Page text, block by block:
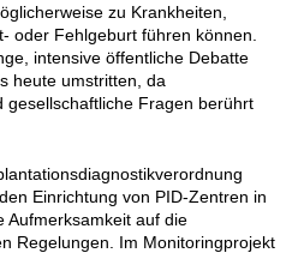
zu Krankheiten,
oder Fehlgeburt führen können.
intensive öffentliche Debatte
heute umstritten, da
gesellschaftliche Fragen berührt
Einrichtung von PID-Zentren in
Aufmerksamkeit auf die
Regelungen. Im Monitoringprojekt